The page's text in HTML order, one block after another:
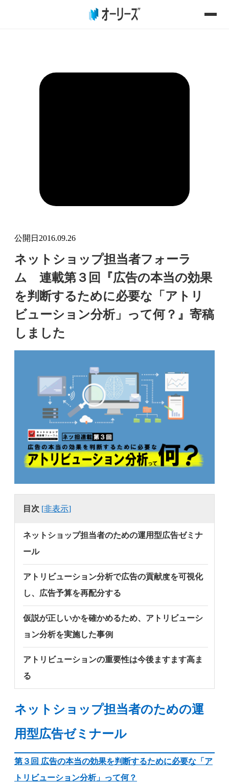
公開日 2016.09.26
ネットショップ担当者フォーラ
ム 連載第３回『広告の本当の効果
を判断するために必要な「アトリ
ビューション分析」って何？』寄稿
しました
目次 [非表示]
ネットショップ担当者のための運用型広告ゼミナ
ール
アトリビューション分析で広告の貢献度を可視化
し、広告予算を再配分する
仮説が正しいかを確かめるため、アトリビューシ
ョン分析を実施した事例
アトリビューションの重要性は今後ますます高ま
る
ネットショップ担当者のための運
用型広告ゼミナール
第３回 広告の本当の効果を判断するために必要な「ア
トリビューション分析」って何？